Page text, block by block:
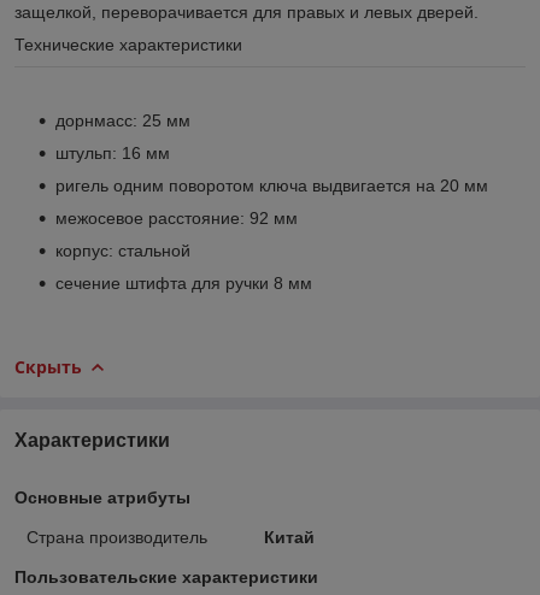
защелкой, переворачивается для правых и левых дверей.
Технические характеристики
дорнмасс: 25 мм
штульп: 16 мм
ригель одним поворотом ключа выдвигается на 20 мм
межосевое расстояние: 92 мм
корпус: стальной
сечение штифта для ручки 8 мм
Скрыть
Характеристики
Основные атрибуты
Страна производитель Китай
Пользовательские характеристики